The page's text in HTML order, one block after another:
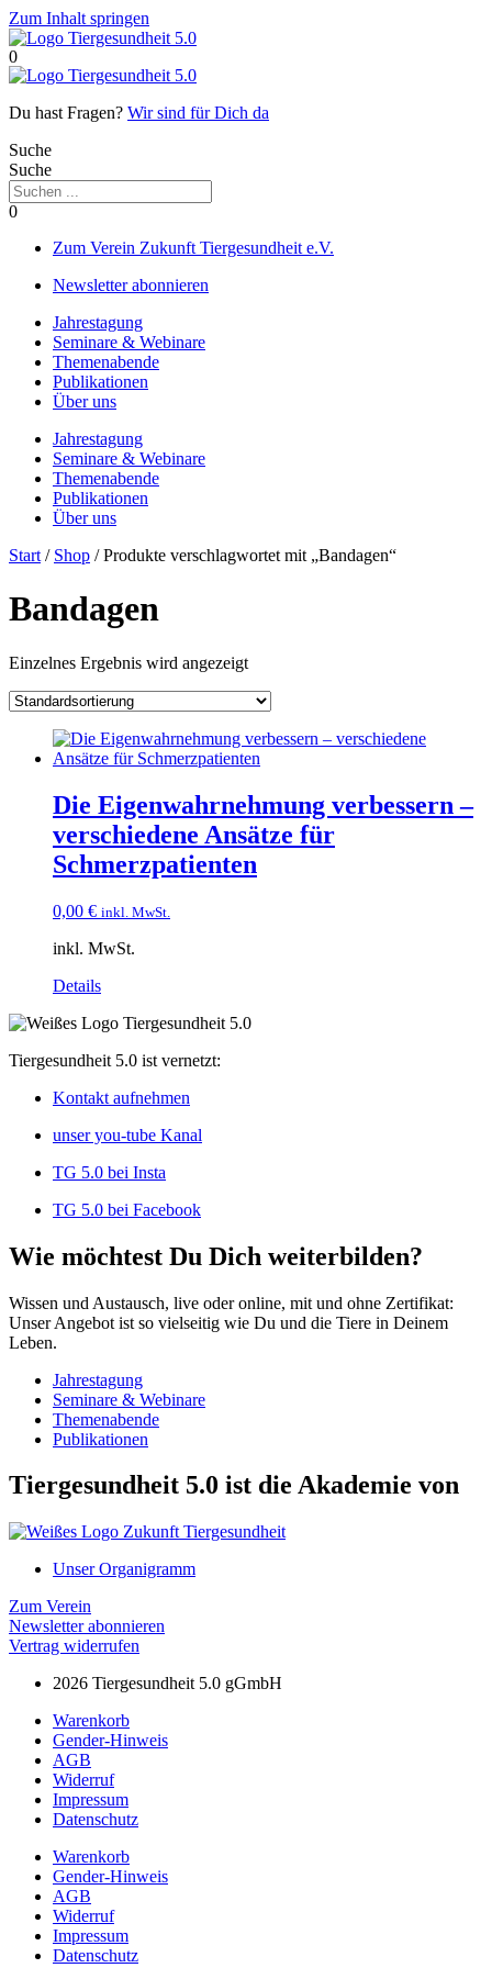
Zum Inhalt springen
0
Du hast Fragen? Wir sind für Dich da
Suche
Suche
0
Zum Verein Zukunft Tiergesundheit e.V.
Newsletter abonnieren
Jahrestagung
Seminare & Webinare
Themenabende
Publikationen
Über uns
Jahrestagung
Seminare & Webinare
Themenabende
Publikationen
Über uns
Start / Shop / Produkte verschlagwortet mit „Bandagen“
Bandagen
Einzelnes Ergebnis wird angezeigt
Die Eigenwahrnehmung verbessern –
verschiedene Ansätze für
Schmerzpatienten
0,00 € inkl. MwSt.
inkl. MwSt.
Details
Tiergesundheit 5.0 ist vernetzt:
Kontakt aufnehmen
unser you-tube Kanal
TG 5.0 bei Insta
TG 5.0 bei Facebook
Wie möchtest Du Dich weiterbilden?
Wissen und Austausch, live oder online, mit und ohne Zertifikat:
Unser Angebot ist so vielseitig wie Du und die Tiere in Deinem
Leben.
Jahrestagung
Seminare & Webinare
Themenabende
Publikationen
Tiergesundheit 5.0 ist die Akademie von
Unser Organigramm
Zum Verein
Newsletter abonnieren
Vertrag widerrufen
2026 Tiergesundheit 5.0 gGmbH
Warenkorb
Gender-Hinweis
AGB
Widerruf
Impressum
Datenschutz
Warenkorb
Gender-Hinweis
AGB
Widerruf
Impressum
Datenschutz